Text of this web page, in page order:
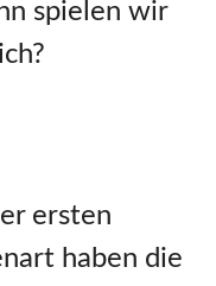
spielen wir
ersten
haben die